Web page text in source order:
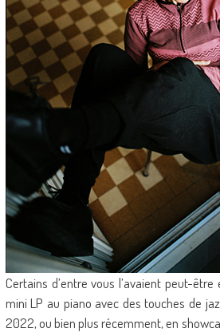
Certains d’entre vous l’avaient peut-
mini LP au piano avec des touches de
2022, ou bien plus récemment, en